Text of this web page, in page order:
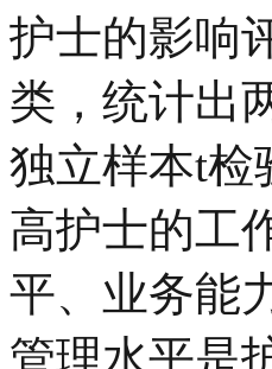
护士的影响
类，统计出
独立样本t检
高护士的工
平、业务能
管理水平是